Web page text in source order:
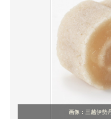
画像：三越伊勢